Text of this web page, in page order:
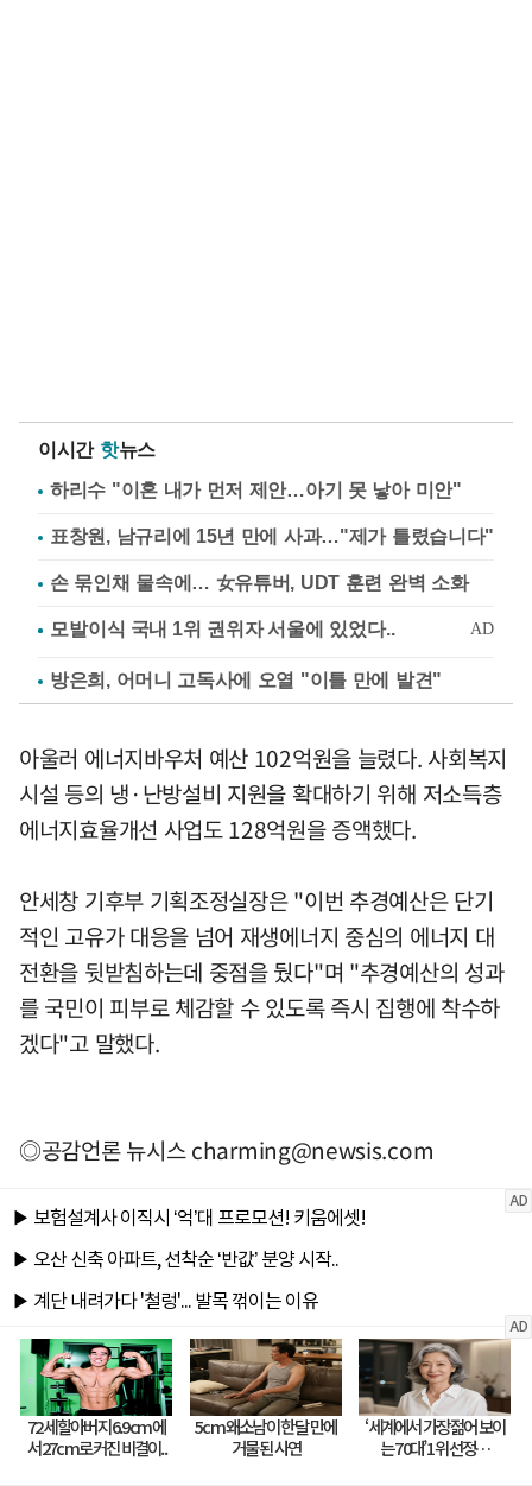
이시간 핫뉴스
하리수 "이혼 내가 먼저 제안…아기 못 낳아 미안"
표창원, 남규리에 15년 만에 사과…"제가 틀렸습니다"
손 묶인채 물속에… 女유튜버, UDT 훈련 완벽 소화
방은희, 어머니 고독사에 오열 "이틀 만에 발견"
아울러 에너지바우처 예산 102억원을 늘렸다. 사회복지
시설 등의 냉·난방설비 지원을 확대하기 위해 저소득층
에너지효율개선 사업도 128억원을 증액했다.
안세창 기후부 기획조정실장은 "이번 추경예산은 단기
적인 고유가 대응을 넘어 재생에너지 중심의 에너지 대
전환을 뒷받침하는데 중점을 뒀다"며 "추경예산의 성과
를 국민이 피부로 체감할 수 있도록 즉시 집행에 착수하
겠다"고 말했다.
◎공감언론 뉴시스charming@newsis.com